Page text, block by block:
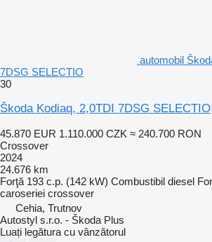
automobil
7DSG SELECTIO
30
Škoda Kodiaq, 2,0TDI 7DSG SELECTIO
45.870 EUR 1.110.000 CZK ≈ 240.700 RON
Crossover
2024
24.676 km
Forţă 193 c.p. (142 kW) Combustibil diesel
caroseriei crossover
Cehia, Trutnov
Autostyl s.r.o. - Škoda Plus
Luați legătura cu vânzătorul